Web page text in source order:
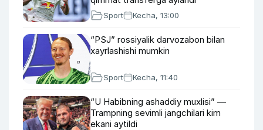
Sport Kecha, 13:00
“PSJ” rossiyalik darvozabon bilan
xayrlashishi mumkin
Sport Kecha, 11:40
“U Habibning ashaddiy muxlisi” —
Trampning sevimli jangchilari kim
ekani aytildi